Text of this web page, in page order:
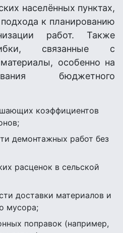
населённых пунктах,
к планированию
работ. Также
связанные с
особенно на
бюджетного
коэффициентов
демонтажных работ без
расценок в сельской
доставки материалов и
мусора;
поправок (например,